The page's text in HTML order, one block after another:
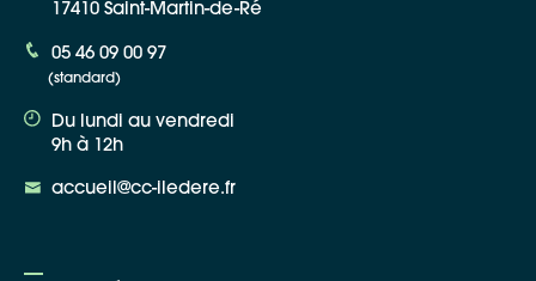
17410 Saint-Martin-de-Ré
05 46 09 00 97
(standard)
Du lundi au vendredi
9h à 12h
accueil@cc-iledere.fr
Apple Plans